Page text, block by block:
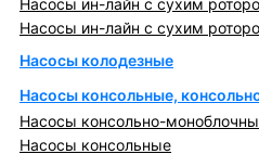
Насосы ин-лайн с сухим
Насосы ин-лайн с сухим
Насосы колодезные
Насосы консольные,
Насосы консольно-
Насосы консольные